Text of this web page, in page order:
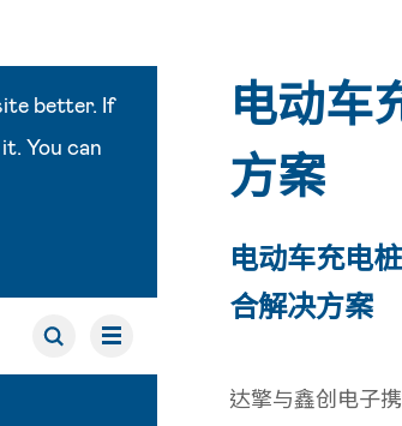
电动车
方案
电动车充电
合解决方案
达擎与鑫创电子